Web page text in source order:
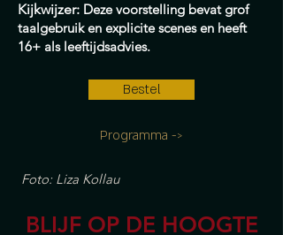
Kijkwijzer: Deze voorstelling bevat grof
taalgebruik en explicite scenes en heeft
16+ als leeftijdsadvies.
Bestel
Programma ->
Foto: Liza Kollau
BLIJF OP DE HOOGTE